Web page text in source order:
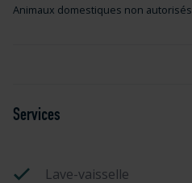
Animaux domestiques non autorisés
Services
Lave-vaisselle